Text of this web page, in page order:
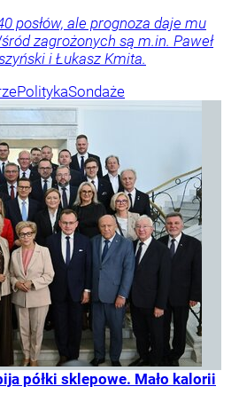
posłów, ale prognoza daje mu
zagrożonych są m.in. Paweł
i Łukasz Kmita.
PolitykaSondaże
półki sklepowe. Mało kalorii